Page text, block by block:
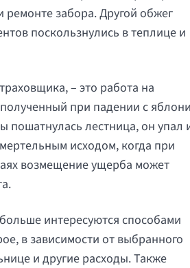
забора. Другой обжег
поскользнулись в теплице и
– это работа на
при падении с
пошатнулась лестница, он упал
исходом, когда при
возмещение ущерба может
интересуются способами
в зависимости от выбранного
и другие расходы. Также